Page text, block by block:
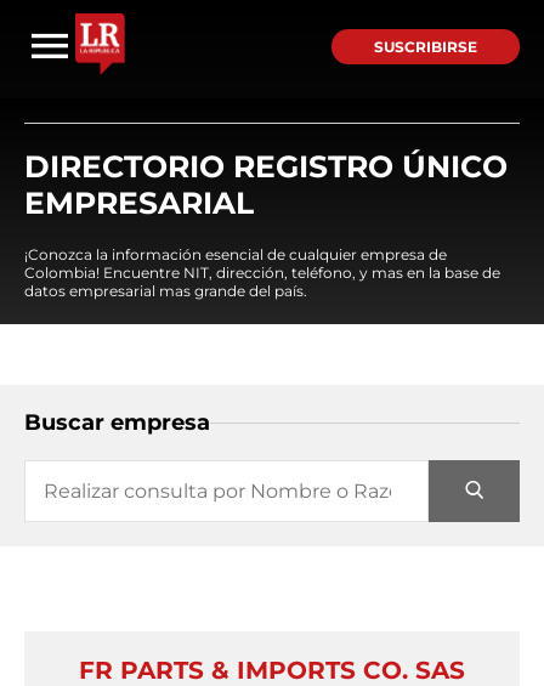
SUSCRIBIRSE
DIRECTORIO REGISTRO ÚNICO
EMPRESARIAL
¡Conozca la información esencial de cualquier empresa de
Colombia! Encuentre NIT, dirección, teléfono, y mas en la base de
datos empresarial mas grande del país.
Buscar empresa
FR PARTS & IMPORTS CO. SAS